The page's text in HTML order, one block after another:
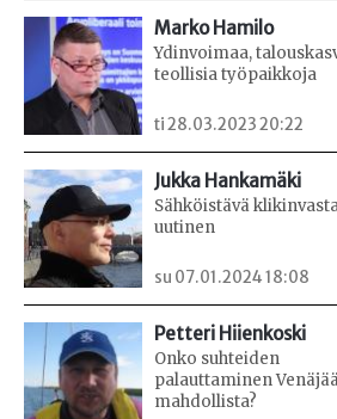
Marko Hamilo
Ydinvoimaa,
teollisia työpaikkoja
ti 28.03.2023 20:22
Jukka Hankamäki
Sähköistävä
uutinen
su 07.01.2024 18:08
Petteri Hiienkoski
Onko suhteiden
palauttaminen
mahdollista?